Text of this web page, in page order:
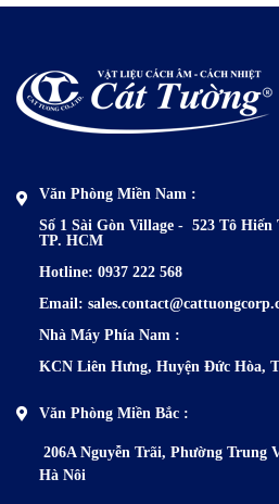
Văn Phòng Miền Nam :
Số 1 Sài Gòn Village - 523 Tô Hiến
TP. HCM
Hotline: 0937 222 568
Email:
Nhà Máy Phía Nam :
KCN Liên Hưng, Huyện Đức Hòa,
Văn Phòng Miền Bắc :
206A Nguyễn Trãi, Phường Trung
Hà Nôi